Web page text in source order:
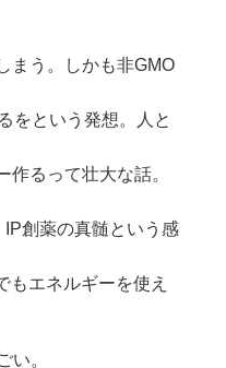
まう。しかも非GMO
をという発想。人と
作るって壮大な話。
IP創薬の真髄という感
もエネルギーを使え
い。